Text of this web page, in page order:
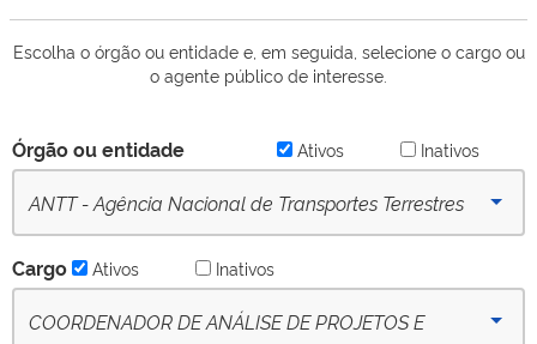
Escolha o órgão ou entidade e, em seguida, selecione o cargo ou
o agente público de interesse.
Órgão ou entidade Ativos Inativos
ANTT - Agência Nacional de Transportes Terrestres
Cargo Ativos Inativos
COORDENADOR DE ANÁLISE DE PROJETOS E